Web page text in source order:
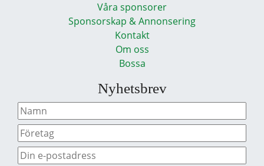
Våra sponsorer
Sponsorskap & Annonsering
Kontakt
Om oss
Bossa
Nyhetsbrev